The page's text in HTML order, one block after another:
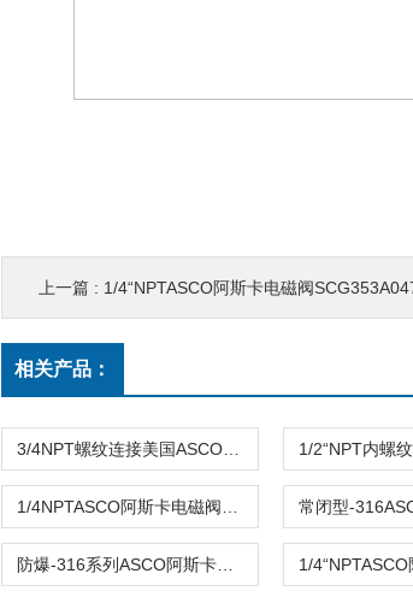
上一篇 : 1/4“NPTASCO阿斯卡电磁阀SCG353A047 220AC 常
相关产品：